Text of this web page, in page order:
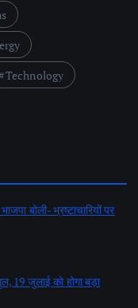
Technology
बोली- भ्रष्टाचारियों पर
19 जुलाई को होगा बड़ा